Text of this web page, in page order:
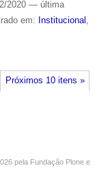
2020 — última
em: Institucional ,
Próximos 10 itens »
pela Fundação Plone e